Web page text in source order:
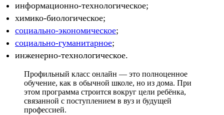
информационно-технологическое;
химико-биологическое;
социально-экономическое;
социально-гуманитарное;
инженерно-технологическое.
Профильный класс онлайн — это полноценное
обучение, как в обычной школе, но из дома. При
этом программа строится вокруг цели ребёнка,
связанной с поступлением в вуз и будущей
профессией.